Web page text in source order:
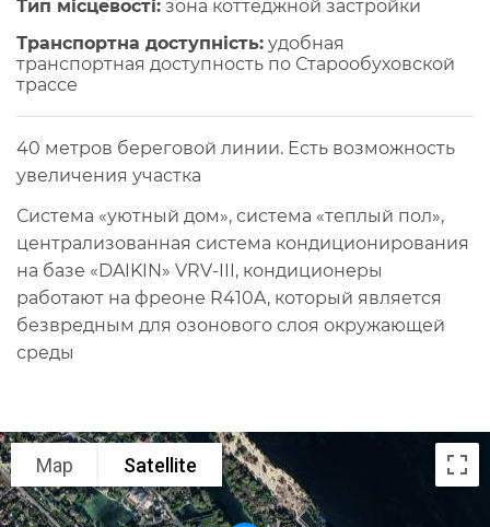
Тип місцевості: зона коттеджной застройки
Транспортна доступність: удобная
транспортная доступность по Старообуховской
трассе
40 метров береговой линии. Есть возможность
увеличения участка
Система «уютный дом», система «теплый пол»,
централизованная система кондиционирования
на базе «DAIKIN» VRV-III, кондиционеры
работают на фреоне R410A, который является
безвредным для озонового слоя окружающей
среды
Map Satellite